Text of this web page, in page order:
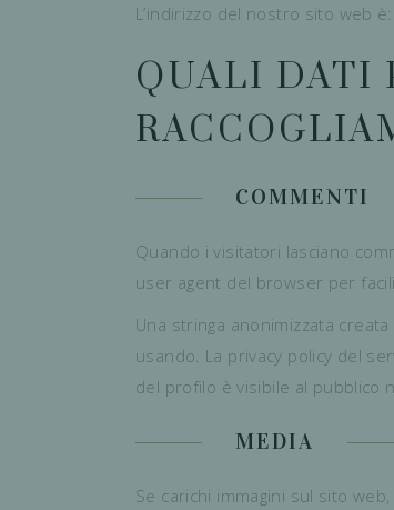
L’indirizzo del nostro sito web
QUALI DATI
COMMENTI
Quando i visitatori lasciano
user agent del browser per
Una stringa anonimizzata
usando. La privacy policy del
del profilo è visibile al pubblico
MEDIA
Se carichi immagini sul sito